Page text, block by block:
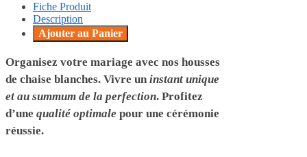
Fiche Produit
Description
Ajouter au Panier
Organisez votre mariage avec nos housses
de chaise blanches. Vivre un instant unique
et au summum de la perfection. Profitez
d’une qualité optimale pour une cérémonie
réussie.